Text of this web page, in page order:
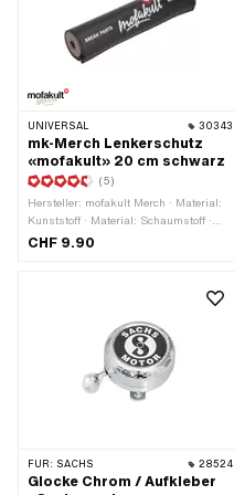
UNIVERSAL 30343
mk-Merch Lenkerschutz
«mofakult» 20 cm schwarz
(5)
Hersteller: mofakult Merch · Material:
Kunststoff · Material: Schaumstoff ·
Gesamtlänge: 200 mm · Farbe: rot ·
CHF 9.90
FÜR: SACHS 28524
Glocke Chrom / Aufkleber